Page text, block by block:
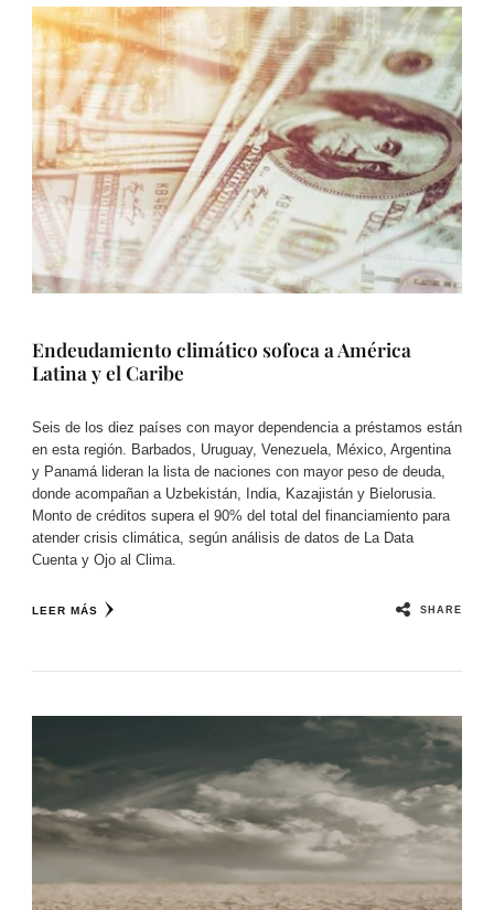
Endeudamiento climático sofoca a América
Latina y el Caribe
Seis de los diez países con mayor dependencia a préstamos están
en esta región. Barbados, Uruguay, Venezuela, México, Argentina
y Panamá lideran la lista de naciones con mayor peso de deuda,
donde acompañan a Uzbekistán, India, Kazajistán y Bielorusia.
Monto de créditos supera el 90% del total del financiamiento para
atender crisis climática, según análisis de datos de La Data
Cuenta y Ojo al Clima.
LEER MÁS SHARE